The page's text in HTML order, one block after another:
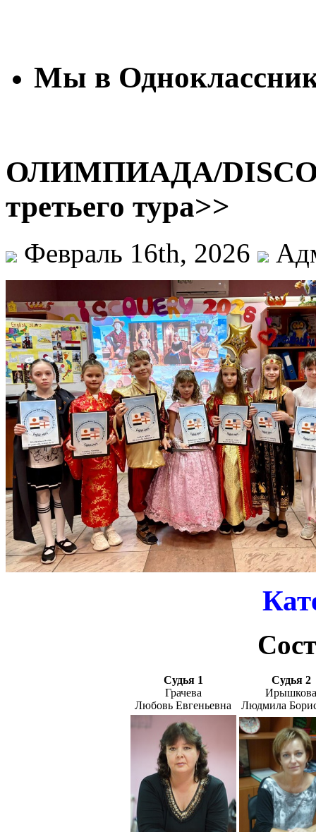
Мы в
ОЛИМПИАДА/
третьего тура>>
Февраль 16th, 2026
Судья 1
Грачева
Любовь Евгеньевна
Судья 2
Людмила